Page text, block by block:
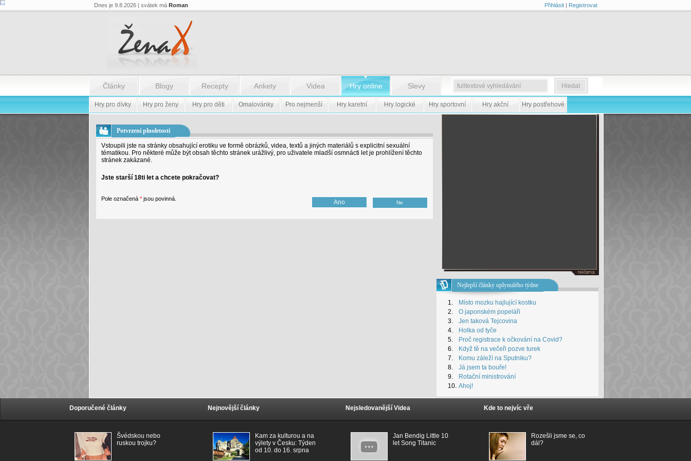
Dnes je 9.8.2026 | svátek má Roman Přihlásit| Registrovat
Články Blogy Recepty Ankety Videa Hry online Slevy
Hry pro dívky Hry pro ženy Hry pro děti Omalovánky Pro nejmenší Hry karetní Hry logické Hry sportovní Hry akční Hry postřehové
Potvrzení plnoletosti
Vstoupili jste na stránky obsahující erotiku ve formě obrázků, videa, textů a jiných materiálů s explicitní sexuální
tématikou. Pro některé může být obsah těchto stránek urážlivý, pro uživatele mladší osmnácti let je prohlížení těchto
stránek zakázané.
Jste starší 18ti let a chcete pokračovat?
Pole označená *jsou povinná.
Nejlepší články uplynulého týdne
1.
Místo mozku hajlující kostku
2.
O japonském popeláři
3.
Jen taková Tejcovina
4.
Holka od tyče
5.
Proč registrace k očkování na Covid?
6.
Když tě na večeři pozve turek
7.
Komu záleží na Sputniku?
8.
Já jsem ta bouře!
9.
Rotační ministrování
10. Ahoj!
Doporučené články
Švédskou nebo
ruskou trojku?
Nejnovější články
Kam za kulturou a na
výlety v Česku: Týden
od 10. do 16. srpna
Nejsledovanější Videa
Jan Bendig Little 10
let Song Titanic
Kde to nejvíc vře
Rozešli jsme se, co
dál?